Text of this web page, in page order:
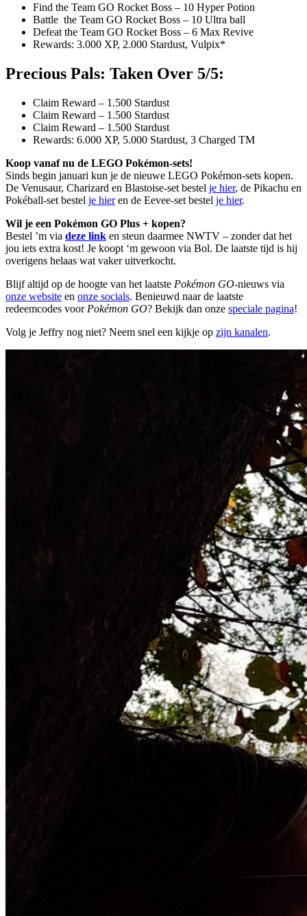
Find the Team GO Rocket Boss – 10 Hyper Potion
Battle the Team GO Rocket Boss – 10 Ultra ball
Defeat the Team GO Rocket Boss – 6 Max Revive
Rewards: 3.000 XP, 2.000 Stardust, Vulpix*
Precious Pals: Taken Over 5/5:
Claim Reward – 1.500 Stardust
Claim Reward – 1.500 Stardust
Claim Reward – 1.500 Stardust
Rewards: 6.000 XP, 5.000 Stardust, 3 Charged TM
Koop vanaf nu de LEGO Pokémon-sets!
Sinds begin januari kun je de nieuwe LEGO Pokémon-sets kopen.
De Venusaur, Charizard en Blastoise-set bestel je hier, de Pikachu en
Pokéball-set bestel je hieren de Eevee-set bestel je hier.
Wil je een Pokémon GO Plus + kopen?
Bestel ’m via deze link en steun daarmee NWTV – zonder dat het
jou iets extra kost! Je koopt ‘m gewoon via Bol. De laatste tijd is hij
overigens helaas wat vaker uitverkocht.
Blijf altijd op de hoogte van het laatste Pokémon GO-nieuws via
onze website en onze socials. Benieuwd naar de laatste
redeemcodes voor Pokémon GO? Bekijk dan onze speciale pagina!
Volg je Jeffry nog niet? Neem snel een kijkje op zijn kanalen.